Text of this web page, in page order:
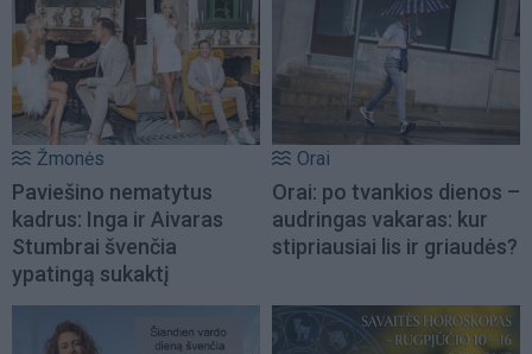
Žmonės
Paviešino nematytus
kadrus: Inga ir Aivaras
Stumbrai švenčia
ypatingą sukaktį
Orai
Orai: po tvankios dienos –
audringas vakaras: kur
stipriausiai lis ir griaudės?